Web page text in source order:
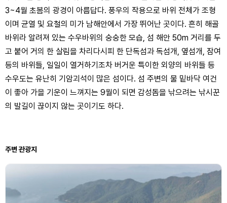
3~4월 초봄의 광경이 아름답다. 풍우의 작용으로 바위 전체가 조형
이며 균열 및 요철의 미가 남해안에서 가장 뛰어난 곳이다. 흔히 해골
바위라 알려져 있는 수우바위의 숭숭한 모습, 섬 해안 50m 거리를 두
고 붙어 거의 한 살림을 차리다시피 한 단독섬과 독섬개, 옆섬개, 잠여
등의 바위들, 일일이 열거하기조차 버거운 특이한 외양의 바위들 등
수우도는 유난히 기암괴석이 많은 섬이다. 섬 주변의 물 밑바닥 여건
이 좋아 가을 기운이 느껴지는 9월이 되면 감성돔을 낚으려는 낚시꾼
의 발길이 끊이지 않는 곳이기도 하다.
주변 관광지